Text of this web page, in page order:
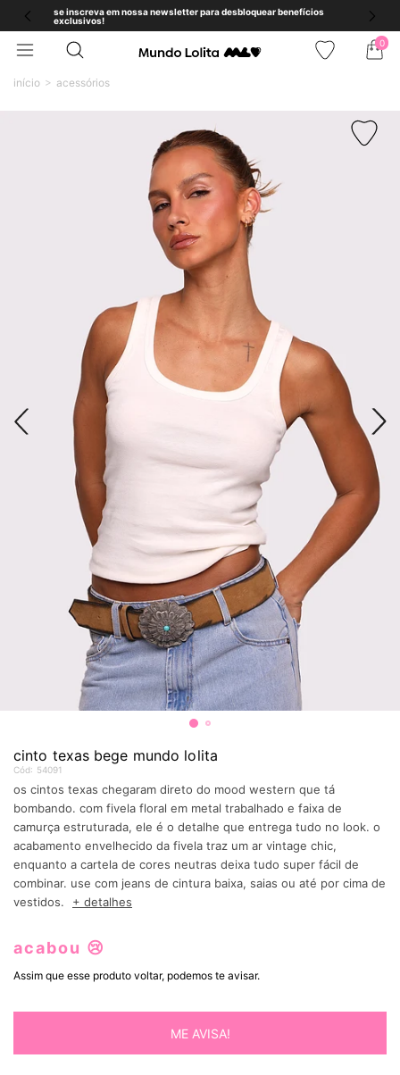
se inscreva em nossa newsletter para desbloquear benefícios
exclusivos!
0
início acessórios
cinto texas bege mundo lolita
Cód: 54091
os cintos texas chegaram direto do mood western que tá
bombando. com fivela floral em metal trabalhado e faixa de
camurça estruturada, ele é o detalhe que entrega tudo no look. o
acabamento envelhecido da fivela traz um ar vintage chic,
enquanto a cartela de cores neutras deixa tudo super fácil de
combinar. use com jeans de cintura baixa, saias ou até por cima de
vestidos.
+ detalhes
acabou 😢
Assim que esse produto voltar, podemos te avisar.
ME AVISA!